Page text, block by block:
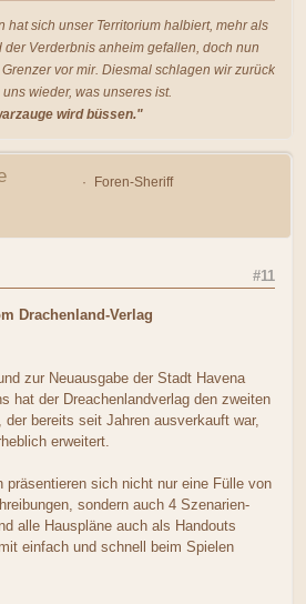
hat sich unser Territorium halbiert, mehr als
Verderbnis anheim gefallen, doch nun
vor mir. Diesmal schlagen wir zurück
wieder, was unseres ist.
wird büssen."
Foren-Sheriff
#11
Drachenland-Verlag
zur Neuausgabe der Stadt Havena
hat der Dreachenlandverlag den zweiten
der bereits seit Jahren ausverkauft war,
erweitert.
sich nicht nur eine Fülle von
sondern auch 4 Szenarien-
alle Hauspläne auch als Handouts
einfach und schnell beim Spielen